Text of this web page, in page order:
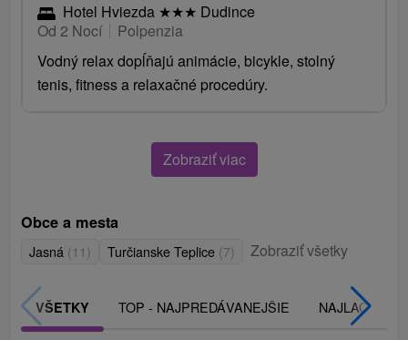
Hotel Hviezda ★★★ Dudince
Od 2 Nocí
Polpenzia
Vodný relax dopĺňajú animácie, bicykle, stolný
tenis, fitness a relaxačné procedúry.
Zobraziť viac
Obce a mesta
Jasná (11) Turčianske Teplice (7) Zobraziť všetky
VŠETKY TOP - NAJPREDÁVANEJŠIE